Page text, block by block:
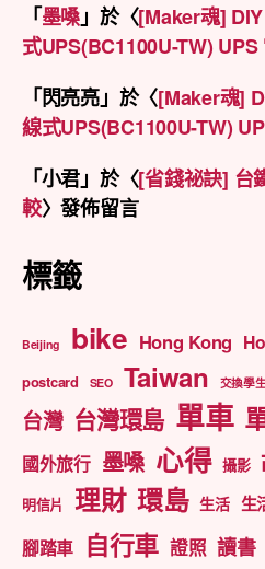
「墨嗓」於〈[Maker魂]
式UPS(BC1100U-TW)
「閃亮亮」於〈[Maker魂]
線式UPS(BC1100U-TW)
「小君」於〈[省錢祕訣] 台
較〉發佈留言
標籤
Beijing bike Hong Kong
postcard SEO Taiwan 交換學生
台灣 台灣環島 單車
國外旅行 墨嗓 心得 攝影
明信片 理財 環島 生活 生
腳踏車 自行車 證照 讀書